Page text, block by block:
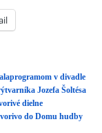
v divadle
Jozefa Šoltésa
dielne
do Domu hudby